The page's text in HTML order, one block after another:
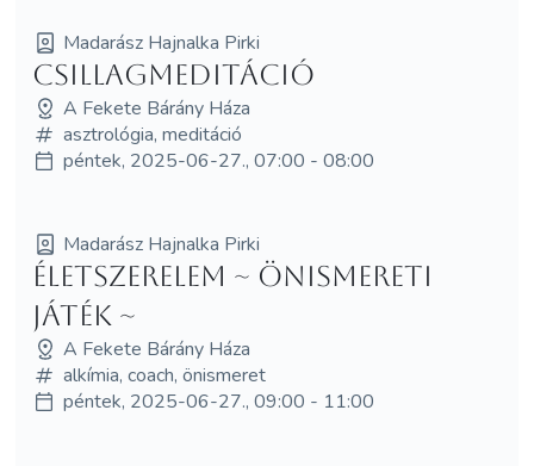
Madarász Hajnalka Pirki
Csillagmeditáció
A Fekete Bárány Háza
asztrológia, meditáció
péntek, 2025-06-27., 07:00 - 08:00
Madarász Hajnalka Pirki
Életszerelem ~ önismereti
játék ~
A Fekete Bárány Háza
alkímia, coach, önismeret
péntek, 2025-06-27., 09:00 - 11:00